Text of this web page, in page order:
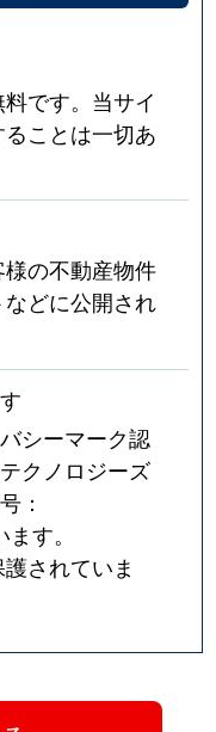
です。当サイ
ことは一切あ
の不動産物件
どに公開され
シーマーク認
クノロジーズ
：
す。
されていま